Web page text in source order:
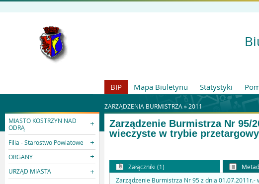
BIP Mapa Biuletynu Statystyki
ZARZĄDZENIA BURMISTRZA » 2011
MIASTO KOSTRZYN NAD
ODRĄ
Filia - Starostwo Powiatowe
ORGANY
URZĄD MIASTA
Zarządzenie Burmistrza Nr 95/
wieczyste w trybie
Załączniki (1)
Zarządzenie Burmistrza Nr 95 z dnia